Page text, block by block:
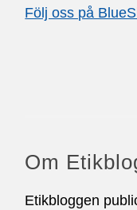
Följ oss på
Om
Etikbloggen